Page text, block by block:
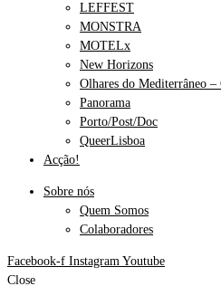
LEFFEST
MONSTRA
MOTELx
New Horizons
Olhares do Mediterrâneo
Panorama
Porto/Post/Doc
QueerLisboa
Acção!
Sobre nós
Quem Somos
Colaboradores
Facebook-f Instagram Youtube
Close